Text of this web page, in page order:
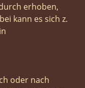
erhoben,
kann es sich z.
oder nach